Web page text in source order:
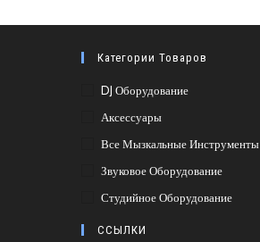
Категории Товаров
DJ Оборудование
Аксессуары
Все Мызкальные Инструменты
Звуковое Оборудование
Студийное Оборудование
ССЫЛКИ